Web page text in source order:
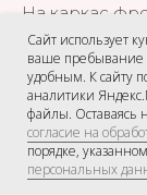
Сайт использует
ваше
удобным. К сайту
аналитики
файлы. Оставаясь
согласие на
порядке,
персональных
На каркас
мембрана
далее через
сечением
обшиваются
мм